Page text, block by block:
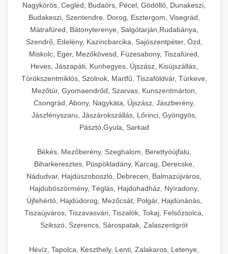
chef-iparikonyhagepek.hu
élelmiszer-előkészítéshez. Különböző reszelési
méretek különböző alkalmazásokhoz.
chef-iparikonyhagepek.hu
kereskedelmi sajtreszelő
🍳 28. Nagykonyhai
Berendezések
+
Teljes körű nagykonyhai berendezések és
professzionális vendéglátóipari kellékek.
Minden, ami szükséges éttermi és catering
műveletekhez.
chef-iparikonyhagepek.hu
kereskedelmi konyhai megoldások
Nagykörös, Cegléd, Budaörs, Pécel, Gödöllő, Dunakeszi,
Budakeszi, Szentendre, Dorog, Esztergom, Visegrád,
Mátrafüred, Bátonyterenye, Salgótarján,Rudabánya,
Szendrő, Edelény, Kazincbarcika, Sajószentpéter, Ózd,
Miskolc, Eger, Mezőkövesd, Füzesabony, Tiszafüred,
Heves, Jászapáti, Kunhegyes, Újszász, Kisújszállás,
Törökszentmiklós, Szolnok, Martfű, Tiszaföldvár, Túrkeve,
Mezőtúr, Gyomaendrőd, Szarvas, Kunszentmárton,
Csongrád, Abony, Nagykáta, Újszász, Jászberény,
Jászfényszaru, Jászárokszállás, Lőrinci, Gyöngyös,
Pásztó,Gyula, Sarkad
Békés, Mezőberény, Szeghalom, Berettyóújfalu,
Biharkeresztes, Püspökladány, Karcag, Derecske,
Nádudvar, Hajdúszoboszló, Debrecen, Balmazújváros,
Hajdúböszörmény, Téglás, Hajdúhadház, Nyíradony,
Újfehértó, Hajdúdorog, Mezőcsát, Polgár, Hajdúnánás,
Tiszaújváros, Tiszavasvári, Tiszalök, Tokaj, Felsőzsolca,
Szikszó, Szerencs, Sárospatak, Zalaszentgrót
Hévíz, Tapolca, Keszthely, Lenti, Zalakaros, Letenye,